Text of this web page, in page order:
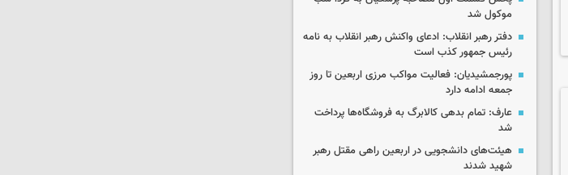
موکول شد
دفتر رهبر انقلاب: ادعای واکنش رهبر انقلاب به نامه
رئیس جمهور کذب است
پورجمشیدیان: فعالیت مواکب مرزی اربعین تا روز
جمعه ادامه دارد
عارف: تمام بدهی کالابرگ به فروشگاه‌ها پرداخت
شد
هیئت‌های دانشجویی در اربعین راهی مقتل رهبر
شهید شدند